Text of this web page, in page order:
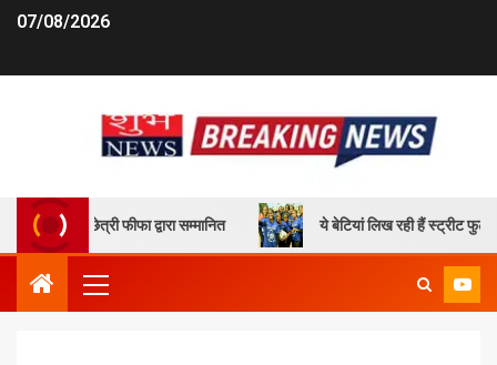
07/08/2026
छेत्री फीफा द्वारा सम्मानित ये बेटियां लिख रही हैं स्ट्रीट फुटबॉल के